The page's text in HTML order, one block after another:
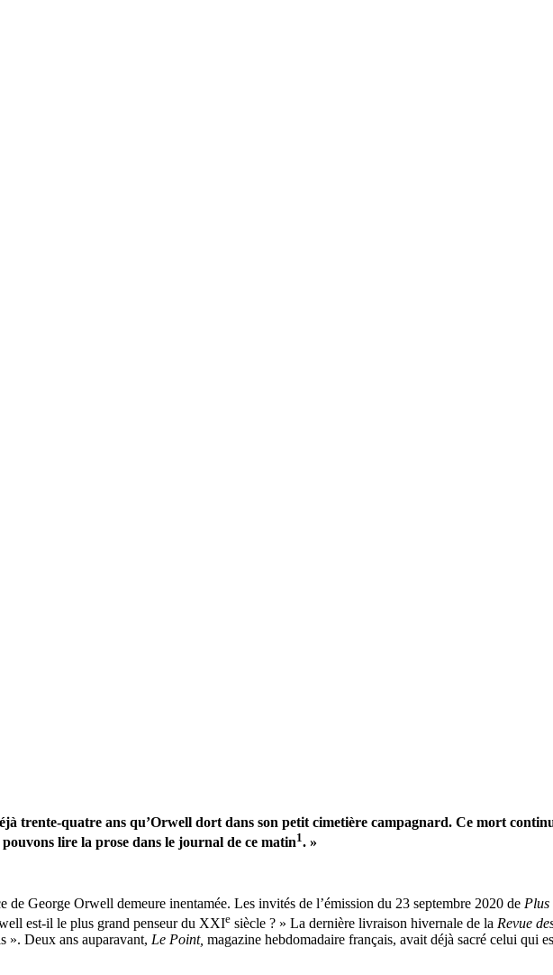
trente-quatre ans qu’Orwell dort dans son petit cimetière campagnard. Ce mort
lire la prose dans le journal de ce matin1. »
George Orwell demeure inentamée. Les invités de l’émission du 23 septembre 2020 de Plus
est-il le plus grand penseur du XXIe siècle ? » La dernière livraison hivernale de la Revue
». Deux ans auparavant, Le Point, magazine hebdomadaire français, avait déjà sacré celui qui